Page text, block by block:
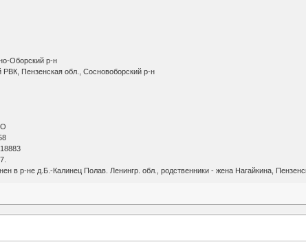
Оборский р-н
Пензенская обл., Сосновоборский р-н
в р-не д.Б.-Калинец Полав. Ленингр. обл., родственники - жена Нагайкина,